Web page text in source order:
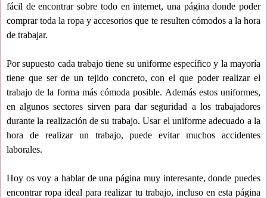
fácil de encontrar sobre todo en internet, una página donde poder
comprar toda la ropa y accesorios que te resulten cómodos a la hora
de trabajar.
Por supuesto cada trabajo tiene su uniforme específico y la mayoría
tiene que ser de un tejido concreto, con el que poder realizar el
trabajo de la forma más cómoda posible. Además estos uniformes,
en algunos sectores sirven para dar seguridad a los trabajadores
durante la realización de su trabajo. Usar el uniforme adecuado a la
hora de realizar un trabajo, puede evitar muchos accidentes
laborales.
Hoy os voy a hablar de una página muy interesante, donde puedes
encontrar ropa ideal para realizar tu trabajo, incluso en esta página